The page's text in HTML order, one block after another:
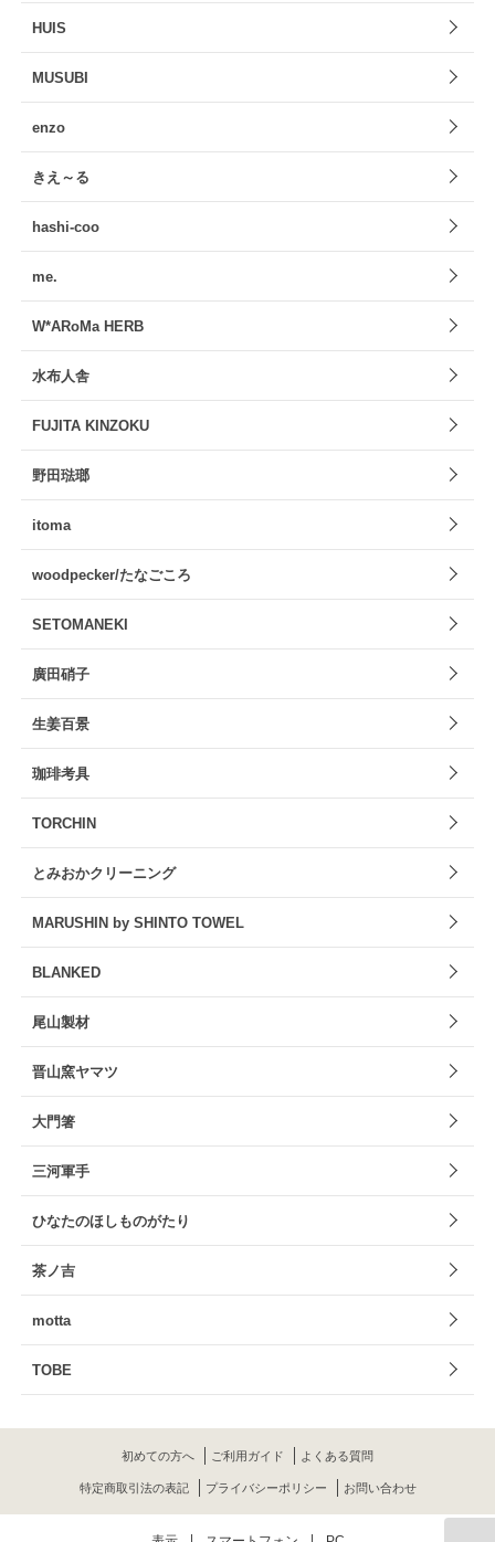
HUIS
MUSUBI
enzo
きえ～る
hashi-coo
me.
W*ARoMa HERB
水布人舎
FUJITA KINZOKU
野田琺瑯
itoma
woodpecker/たなごころ
SETOMANEKI
廣田硝子
生姜百景
珈琲考具
TORCHIN
とみおかクリーニング
MARUSHIN by SHINTO TOWEL
BLANKED
尾山製材
晋山窯ヤマツ
大門箸
三河軍手
ひなたのほしものがたり
茶ノ吉
motta
TOBE
初めての方へ ご利用ガイド よくある質問
特定商取引法の表記 プライバシーポリシー お問い合わせ